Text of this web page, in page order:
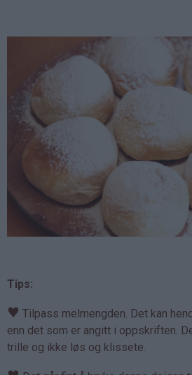
Tips:
♥ Tilpass melmengden. Det kan
enn det som er angitt i oppskriften.
trille og ikke løs og klissete.